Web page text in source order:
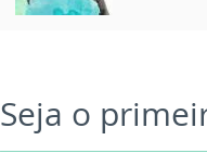
Seja o